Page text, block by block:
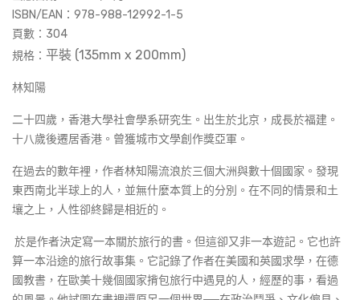
ISBN/EAN：978-988-12992-1-5
頁數： 304
規格： 平裝 (135mm x 200mm)
林知陽
二十四歲，香港大學社會學系研究生。出生於北京，成長於福建。
十八歲後遷居香港。曾獲城市文學創作獎亞軍。
在過去的數年裡，作者林知陽流浪於三個大洲與數十個國家。發現
東西南北半球上的人，並無什麼本質上的分別。在不同的情景和土
壤之上，人性卻終歸是相近的。
於是作者決定寫一本關於旅行的書。但這卻又非一本遊記。它也許
算一本沿途的旅行故事集。它記錄了作者在美國和英國求學，在德
國教書，在歐美十幾個國家揹包旅行中遇見的人，經歷的事，看過